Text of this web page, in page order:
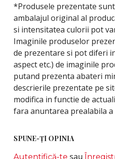
*Produsele prezentate
ambalajul original al
si intensitatea culorii pot
Imaginile produselor
de prezentare si pot diferi
aspect etc.) de imaginile
putand prezenta abateri
descrierile prezentate pe
modifica in functie de
fara anuntarea prealabila
SPUNE-ŢI OPINIA
Autentifică-te sau